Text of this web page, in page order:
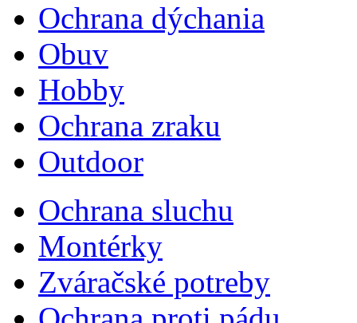
Ochrana dýchania
Obuv
Hobby
Ochrana zraku
Outdoor
Ochrana sluchu
Montérky
Zváračské potreby